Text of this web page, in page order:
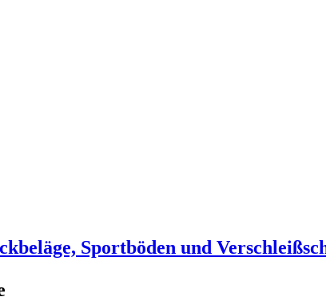
Sportböden und